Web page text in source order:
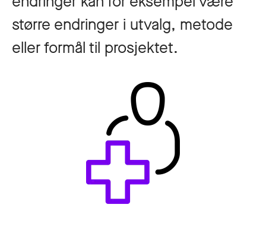
større endringer i utvalg, metode
eller formål til prosjektet.